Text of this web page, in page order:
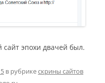
сайт эпохи двачей был.
в рубрикескрины сайтов